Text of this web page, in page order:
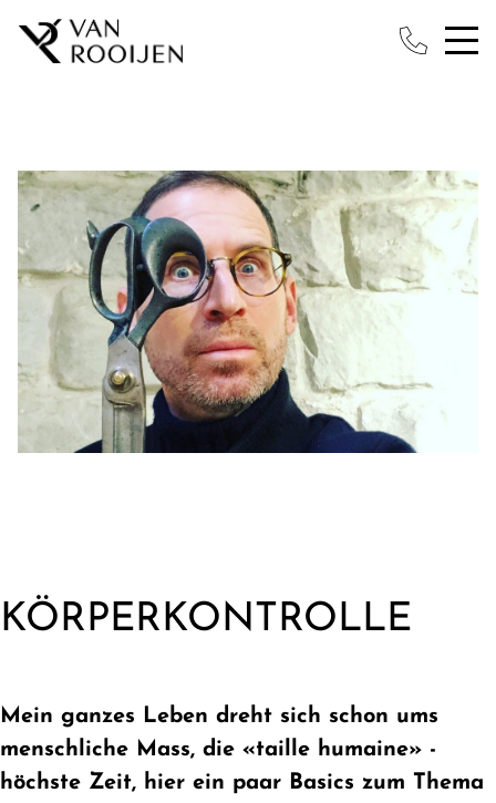
KÖRPERKONTROLLE
Mein ganzes Leben dreht sich schon ums
menschliche Mass, die «taille humaine» -
höchste Zeit, hier ein paar Basics zum Thema